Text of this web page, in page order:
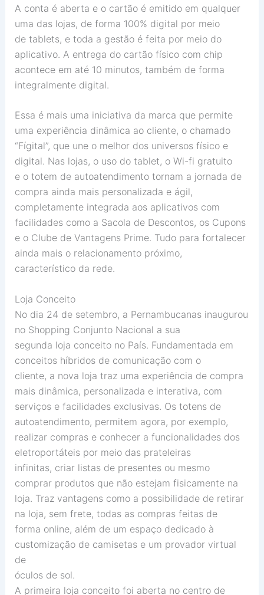
A conta é aberta e o cartão é emitido em qualquer
uma das lojas, de forma 100% digital por meio
de tablets, e toda a gestão é feita por meio do
aplicativo. A entrega do cartão físico com chip
acontece em até 10 minutos, também de forma
integralmente digital.
Essa é mais uma iniciativa da marca que permite
uma experiência dinâmica ao cliente, o chamado
“Fígital”, que une o melhor dos universos físico e
digital. Nas lojas, o uso do tablet, o Wi-fi gratuito
e o totem de autoatendimento tornam a jornada de
compra ainda mais personalizada e ágil,
completamente integrada aos aplicativos com
facilidades como a Sacola de Descontos, os Cupons
e o Clube de Vantagens Prime. Tudo para fortalecer
ainda mais o relacionamento próximo,
característico da rede.
Loja Conceito
No dia 24 de setembro, a Pernambucanas inaugurou
no Shopping Conjunto Nacional a sua
segunda loja conceito no País. Fundamentada em
conceitos híbridos de comunicação com o
cliente, a nova loja traz uma experiência de compra
mais dinâmica, personalizada e interativa, com
serviços e facilidades exclusivas. Os totens de
autoatendimento, permitem agora, por exemplo,
realizar compras e conhecer a funcionalidades dos
eletroportáteis por meio das prateleiras
infinitas, criar listas de presentes ou mesmo
comprar produtos que não estejam fisicamente na
loja. Traz vantagens como a possibilidade de retirar
na loja, sem frete, todas as compras feitas de
forma online, além de um espaço dedicado à
customização de camisetas e um provador virtual
de
óculos de sol.
A primeira loja conceito foi aberta no centro de